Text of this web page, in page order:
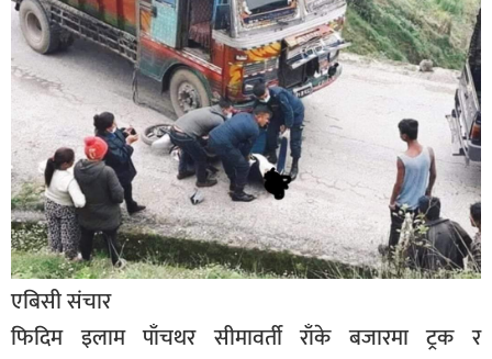
बिशेष
भिडियो
पत्रपत्रिका
खेलकुद
बिश्व
अचम्म
दुनिया
बिचार
एबिसी संचार
फिदिम इलाम पाँचथर सीमावर्ती राँके बजारमा ट्रक र